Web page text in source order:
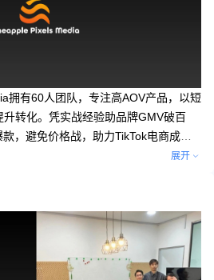
有60人团队，专注高AOV产品，以短
转化。凭实战经验助品牌GMV破百
，避免价格战，助力TikTok电商成
展开